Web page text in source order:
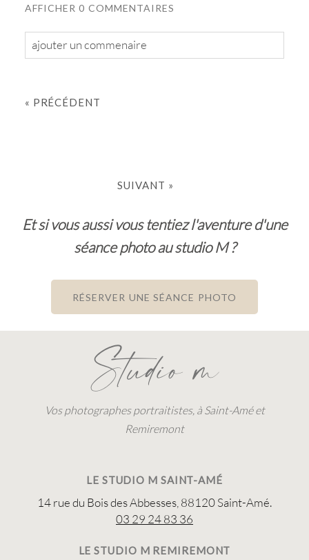
AFFICHER0 COMMENTAIRES
ajouter un commenaire
requis sont indiqués par * *
COMMENTAIRE
«
»
Et si vous aussi vous tentiez l'aventure d'une
séance photo au studio M ?
RÉSERVER UNE SÉANCE PHOTO
Studio m
Vos photographes portraitistes, à Saint-Amé et
Remiremont
LE STUDIO M SAINT-AMÉ
14 rue du Bois des Abbesses, 88120 Saint-Amé.
03 29 24 83 36
LE STUDIO M REMIREMONT